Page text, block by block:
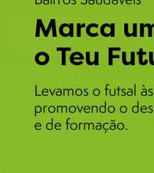
Marca
o Teu
Levamos o futsal
promovendo o
e de formação.